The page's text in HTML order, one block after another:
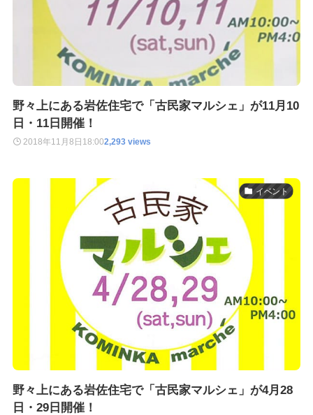
野々上にある岩佐住宅で「古民家マルシェ」が11月10
日・11日開催！
2018年11月8日 18:002,293 views
イベント
野々上にある岩佐住宅で「古民家マルシェ」が4月28
日・29日開催！